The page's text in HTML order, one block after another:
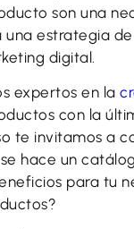
son una
una estrategia
digital.
expertos en la
con la
te invitamos a
hace un
para tu